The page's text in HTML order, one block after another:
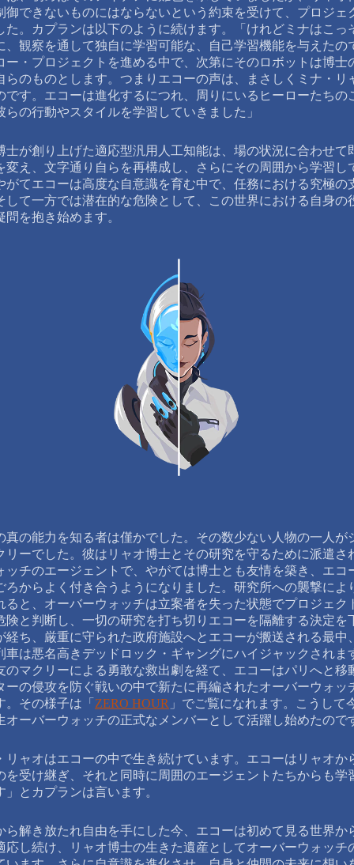
御できないものにはならないという約束を受けて、プロジェ
た。カプランは以下のように続けます。「けれどミナはこっ
、観察を通して独自に学習可能な、自己学習機能を与えたの
ー・プロジェクトを進める中で、次第にそのロボットは博士
らのものとします。つまりエコーの声は、まさしくミナ・リ
です。エコーは進化するにつれ、周りにいるヒーローたちの
らの行動やスタイルを学習していきました」
士が創り上げた適応型汎用人工知能は、場の状況に合わせて
変え、文字通り自らを再構成し、さらにその周囲から学習し
がてエコーは高度な自意識を育む中で、任務における究極の
して一方では潜在的な危険として、この世界における自身の
問を抱き始めます。
真の能力を知る者は僅かでした。その数少ない人物の一人が
リーでした。彼はリャオ博士とその研究を守るために派遣さ
ッチのエージェントで、やがては博士とも友情を築き、エコ
ろからよく付き合うようになりました。研究所への襲撃によ
ると、オーバーウォッチは立案者を失った状態でプロジェク
険と判断し、一切の研究を打ち切りエコーを隔離する決定を
経ち、厳重に守られた政府施設へとエコーが搬送される最中
車は悪名高きデッドロック・ギャングにハイジャックされま
のマクリーによる勇敢な救出劇を経て、エコーはパリへと移
ーの侵攻を防ぐ戦いの中で新たに再編されたオーバーウォッ
。その様子は「 ZERO HOUR 」でご覧になれます。こうして
オーバーウォッチの正式なメンバーとして活躍し始めたので
リャオはエコーの中で生き続けています。エコーはリャオか
を受け継ぎ、それと同時に周囲のエージェントたちからも学
」とカプランは言います。
ら解き放たれ自由を手にした今、エコーは初めて見る世界か
応し続け、リャオ博士の生きた遺産としてオーバーウォッチ